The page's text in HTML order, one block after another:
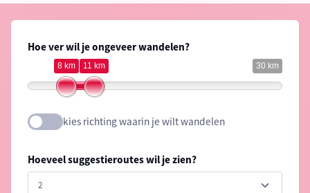
Hoe ver wil je ongeveer wandelen?
30 km
8 km 11 km
kies richting waarin je wilt wandelen
Hoeveel suggestieroutes wil je zien?